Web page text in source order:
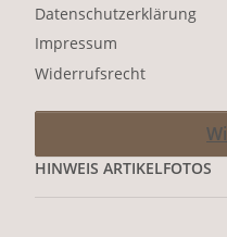
Datenschutzerklärung
Impressum
Widerrufsrecht
HINWEIS ARTIKELFOTOS